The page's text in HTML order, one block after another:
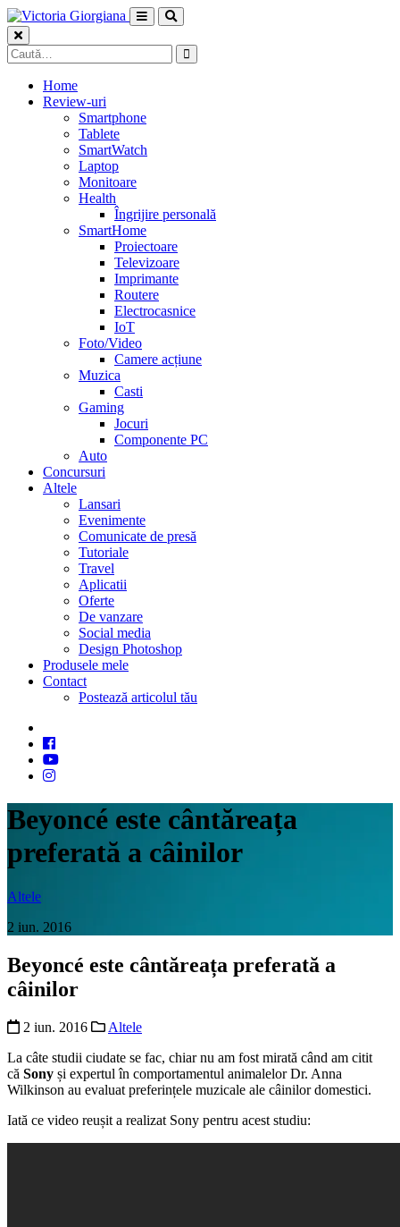
Skip
to
content
Caută
după:
Home
Review-uri
Smartphone
Tablete
SmartWatch
Laptop
Monitoare
Health
Îngrijire personală
SmartHome
Proiectoare
Televizoare
Imprimante
Routere
Electrocasnice
IoT
Foto/Video
Camere acțiune
Muzica
Casti
Gaming
Jocuri
Componente PC
Auto
Concursuri
Altele
Lansari
Evenimente
Comunicate de presă
Tutoriale
Travel
Aplicatii
Oferte
De vanzare
Social media
Design Photoshop
Produsele mele
Contact
Postează articolul tău
Beyoncé este cântăreața
preferată a câinilor
Altele
2 iun. 2016
Beyoncé este cântăreața preferată a
câinilor
2 iun. 2016
Altele
La câte studii ciudate se fac, chiar nu am fost mirată când am citit
că Sony și expertul în comportamentul animalelor Dr. Anna
Wilkinson au evaluat preferințele muzicale ale câinilor domestici.
Iată ce video reușit a realizat Sony pentru acest studiu: